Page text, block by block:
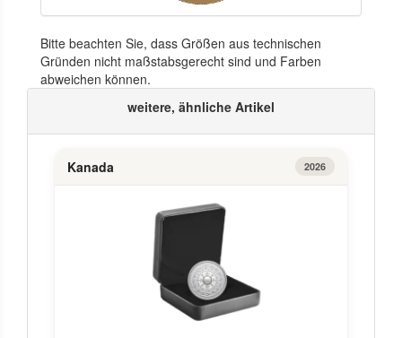
Bitte beachten Sie, dass Größen aus technischen
Gründen nicht maßstabsgerecht sind und Farben
abweichen können.
weitere, ähnliche Artikel
Kanada 2026